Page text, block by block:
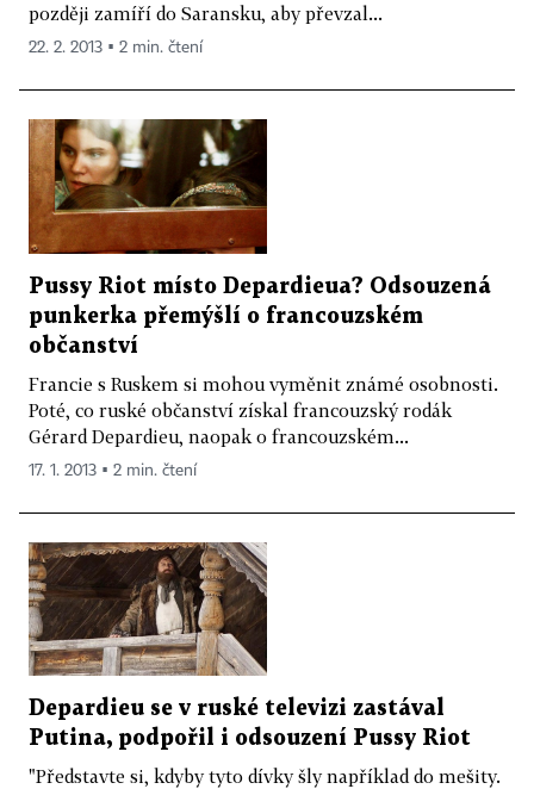
později zamíří do Saransku, aby převzal...
22. 2. 2013 ▪ 2 min. čtení
Pussy Riot místo Depardieua? Odsouzená
punkerka přemýšlí o francouzském
občanství
Francie s Ruskem si mohou vyměnit známé osobnosti.
Poté, co ruské občanství získal francouzský rodák
Gérard Depardieu, naopak o francouzském...
17. 1. 2013 ▪ 2 min. čtení
Depardieu se v ruské televizi zastával
Putina, podpořil i odsouzení Pussy Riot
"Představte si, kdyby tyto dívky šly například do mešity.